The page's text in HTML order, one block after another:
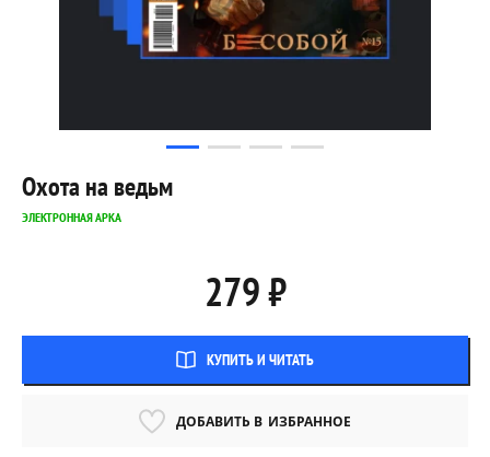
Охота на ведьм
ЭЛЕКТРОННАЯ АРКА
279 ₽
КУПИТЬ И ЧИТАТЬ
ДОБАВИТЬ В ИЗБРАННОЕ